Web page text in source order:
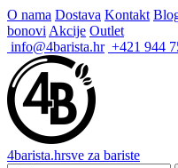
O nama Dostava Kontakt
bonovi Akcije Outlet
info@4barista.hr +421 944
4barista.hrsve za bariste